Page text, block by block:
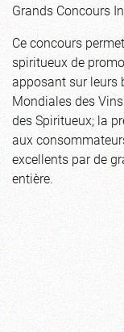
Grands Concours
Ce concours
spiritueux de
apposant sur leurs
Mondiales des
des Spiritueux; la
aux
excellents par de
entière.